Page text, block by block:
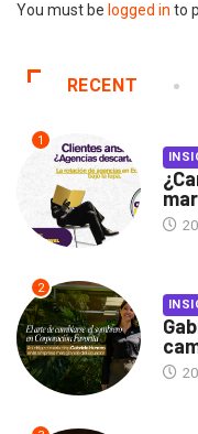
You must be logged in to
RECENT
1
2